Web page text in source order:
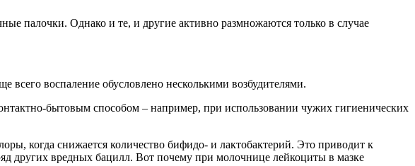
палочки. Однако и те, и другие активно размножаются только в случае
воспаление обусловлено несколькими возбудителями.
бытовым способом – например, при использовании чужих гигиенических
когда снижается количество бифидо- и лактобактерий. Это приводит к
других вредных бацилл. Вот почему при молочнице лейкоциты в мазке